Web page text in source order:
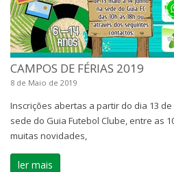
CAMPOS DE FÉRIAS 2019
8 de Maio de 2019
Inscrições abertas a partir do dia 13
sede do Guia Futebol Clube, entre as
muitas novidades,
ler mais